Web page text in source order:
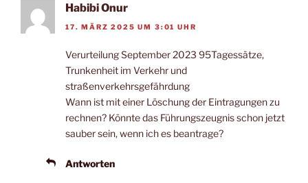
Habibi Onur
17. MÄRZ 2025 UM 3:01 UHR
Verurteilung September 2023 95Tagessätze,
Trunkenheit im Verkehr und
straßenverkehrsgefährdung
Wann ist mit einer Löschung der Eintragungen zu
rechnen? Könnte das Führungszeugnis schon jetzt
sauber sein, wenn ich es beantrage?
Antworten